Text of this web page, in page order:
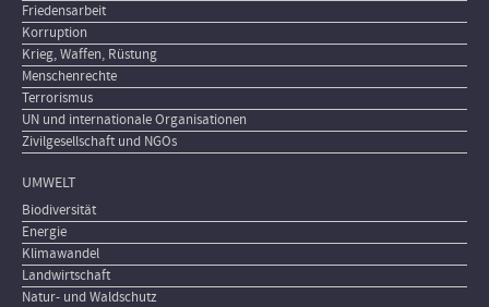
Friedensarbeit
Korruption
Krieg, Waffen, Rüstung
Menschenrechte
Terrorismus
UN und internationale Organisationen
Zivilgesellschaft und NGOs
UMWELT
Biodiversität
Energie
Klimawandel
Landwirtschaft
Natur- und Waldschutz